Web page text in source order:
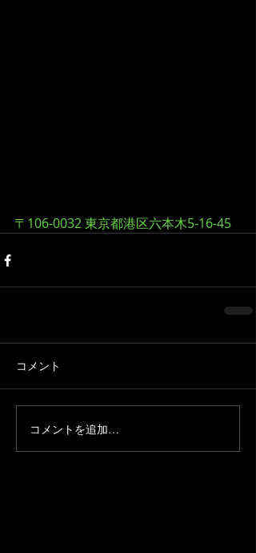
〒106-0032 東京都港区六本木5-16-45
コメント
コメントを追加…